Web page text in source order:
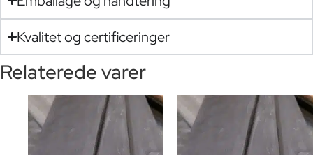
Kvalitet og certificeringer
Relaterede varer